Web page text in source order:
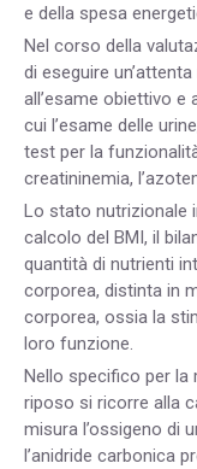
e della spesa
Nel corso della
di eseguire
all’esame obiettivo e
cui l’esame delle
test per la
creatininemia,
Lo stato nutrizionale
calcolo del BMI, il
quantità di nutrienti
corporea, distinta in
corporea, ossia la
loro funzione.
Nello specifico per la
riposo si ricorre alla
misura l’ossigeno di
l’anidride carbonica